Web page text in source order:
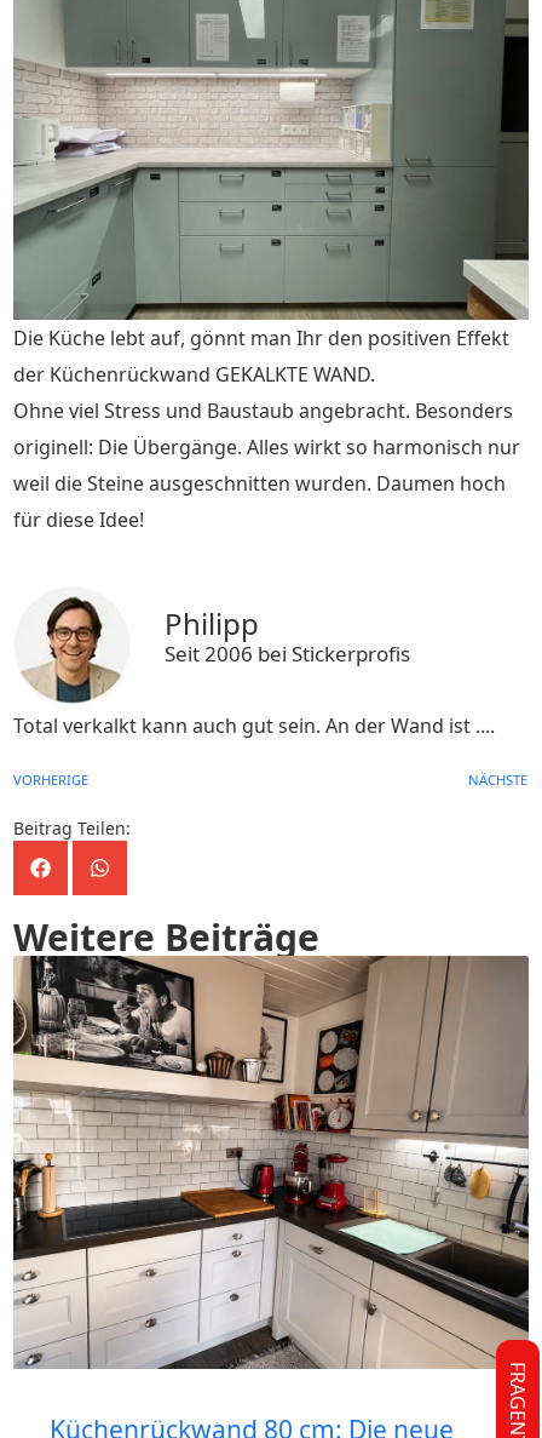
Die Küche lebt auf, gönnt man Ihr den positiven Effekt
der Küchenrückwand GEKALKTE WAND.
Ohne viel Stress und Baustaub angebracht. Besonders
originell: Die Übergänge. Alles wirkt so harmonisch nur
weil die Steine ausgeschnitten wurden. Daumen hoch
für diese Idee!
Philipp
Seit 2006 bei Stickerprofis
Total verkalkt kann auch gut sein. An der Wand ist ....
VORHERIGE NÄCHSTE
Beitrag Teilen:
Weitere Beiträge
Küchenrückwand 80 cm: Die neue FRAGEN?